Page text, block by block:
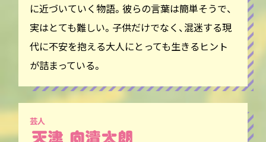
に近づいていく物語。彼らの言葉は簡単そうで、
実はとても難しい。子供だけでなく、混迷する現
代に不安を抱える大人にとっても生きるヒント
が詰まっている。
芸人